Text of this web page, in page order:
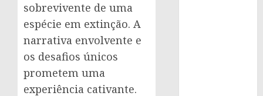
sobrevivente de uma
espécie em extinção. A
narrativa envolvente e
os desafios únicos
prometem uma
experiência cativante.